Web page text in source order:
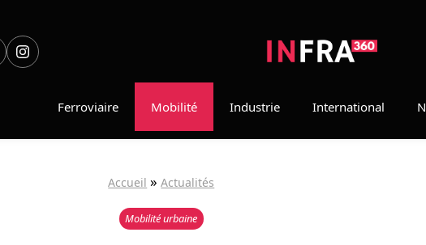
Ferroviaire Mobilité Industrie International
Accueil »Actualités
Mobilité urbaine